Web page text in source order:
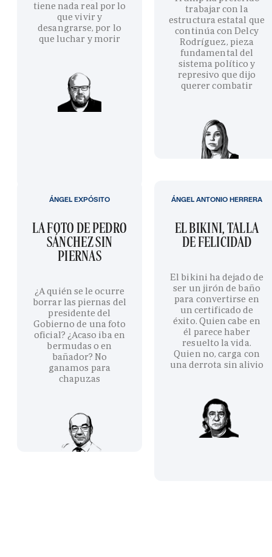
tiene nada real por lo
que vivir y
desangrarse, por lo
que luchar y morir
trabajar con la
estructura estatal que
continúa con Delcy
Rodríguez, pieza
fundamental del
sistema político y
represivo que dijo
querer combatir
LA FOTO DE PEDRO
SÁNCHEZ SIN
PIERNAS
¿A quién se le ocurre
borrar las piernas del
presidente del
Gobierno de una foto
oficial? ¿Acaso iba en
bermudas o en
bañador? No
ganamos para
chapuzas
ÁNGEL EXPÓSITO
EL BIKINI, TALLA
DE FELICIDAD
El bikini ha dejado de
ser un jirón de baño
para convertirse en
un certificado de
éxito. Quien cabe en
él parece haber
resuelto la vida.
Quien no, carga con
una derrota sin alivio
ÁNGEL ANTONIO HERRERA